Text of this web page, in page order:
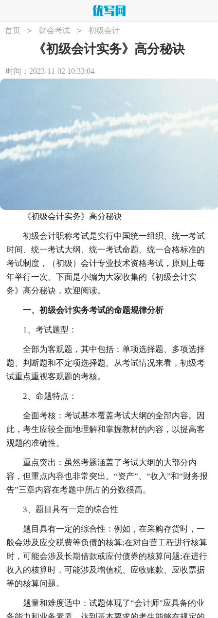
首页 > 财会考试 > 初级会计
《初级会计实务》高分秘诀
时间：2023-11-02 10:33:04
《初级会计实务》高分秘诀
初级会计职称考试是实行中国统一组织、统一考试
时间、统一考试大纲、统一考试命题、统一合格标准的
考试制度，（初级）会计专业技术资格考试，原则上每
年举行一次。下面是小编为大家收集的《初级会计实
务》高分秘诀，欢迎阅读。
一、初级会计实务考试的命题规律分析
1、考试题型：
全部为客观题，其中包括：单项选择题、多项选择
题、判断题和不定项选择题。从考试情况来看，初级考
试重点重视客观题的考核。
2、命题特点：
全面考核：考试基本覆盖考试大纲的全部内容。因
此，考生应较全面地理解和掌握教材的内容，以提高客
观题的准确性。
重点突出：虽然考题涵盖了考试大纲的大部分内
容，但重点内容也非常突出。“资产”、“收入”和“财务报
告”三章内容在考题中所占的分数很高。
3、题目具有一定的综合性
题目具有一定的综合性：例如，在采购存货时，一
般会涉及应交税费等负债的核算;在对自营工程进行核算
时，可能会涉及长期借款或应付债券的核算问题;在进行
收入的核算时，可能涉及增值税、应收账款、应收票据
等的核算问题。
题量和难度适中：试题体现了“会计师”应具备的业